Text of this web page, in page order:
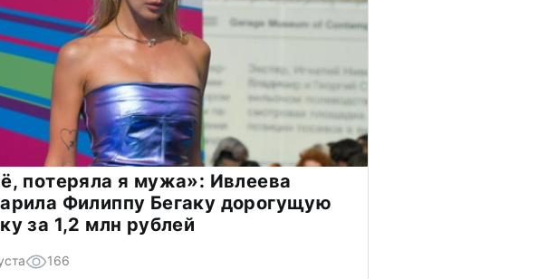
потеряла я мужа»: Ивлеева
Филиппу Бегаку дорогущую
за 1,2 млн рублей
166